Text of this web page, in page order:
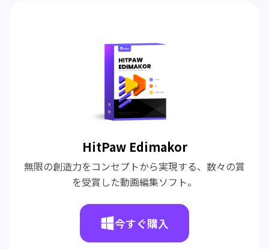
HitPaw Edimakor
無限の創造力をコンセプトから実現する、数々の賞
を受賞した動画編集ソフト。
今すぐ購入